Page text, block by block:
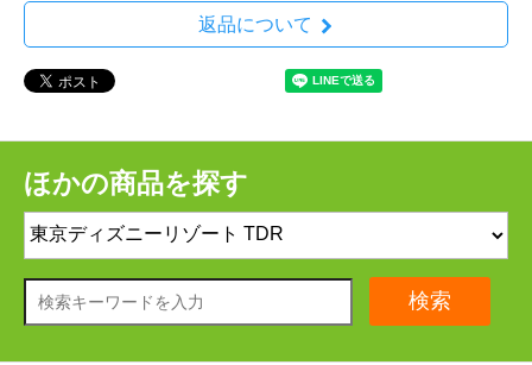
返品について
ほかの商品を探す
検索